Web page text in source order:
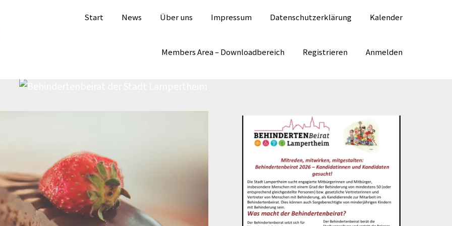
Start News Über uns Impressum Datenschutzerklärung Kalender
Members Area – Downloadbereich Registrieren Anmelden